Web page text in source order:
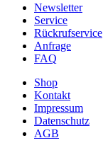
Newsletter
Service
Rückrufservice
Anfrage
FAQ
Shop
Kontakt
Impressum
Datenschutz
AGB